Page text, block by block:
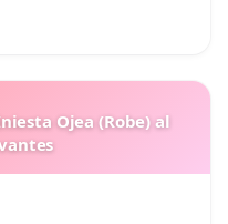
Ojea (Robe) al